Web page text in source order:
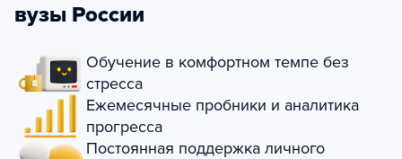
вузы России
Обучение в комфортном темпе без
стресса
Ежемесячные пробники и аналитика
прогресса
Постоянная поддержка личного